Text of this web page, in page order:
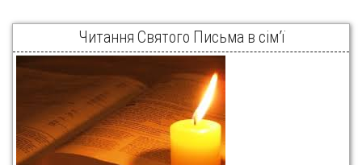
Читання Святого Письма в сім’ї